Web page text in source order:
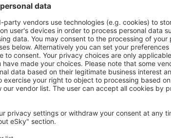
Shilla Seoul
14 august 2026, 2 nopți